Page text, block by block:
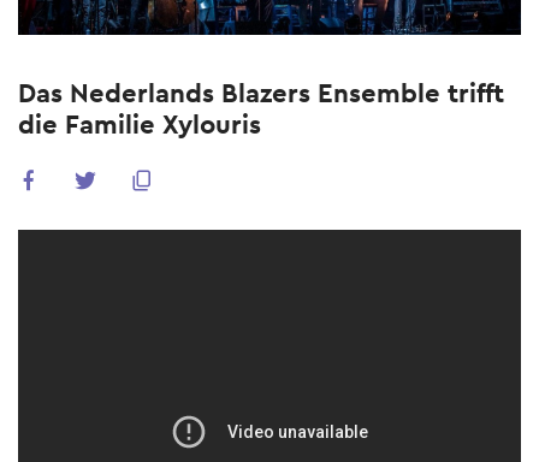
Das Nederlands Blazers Ensemble trifft
die Familie Xylouris